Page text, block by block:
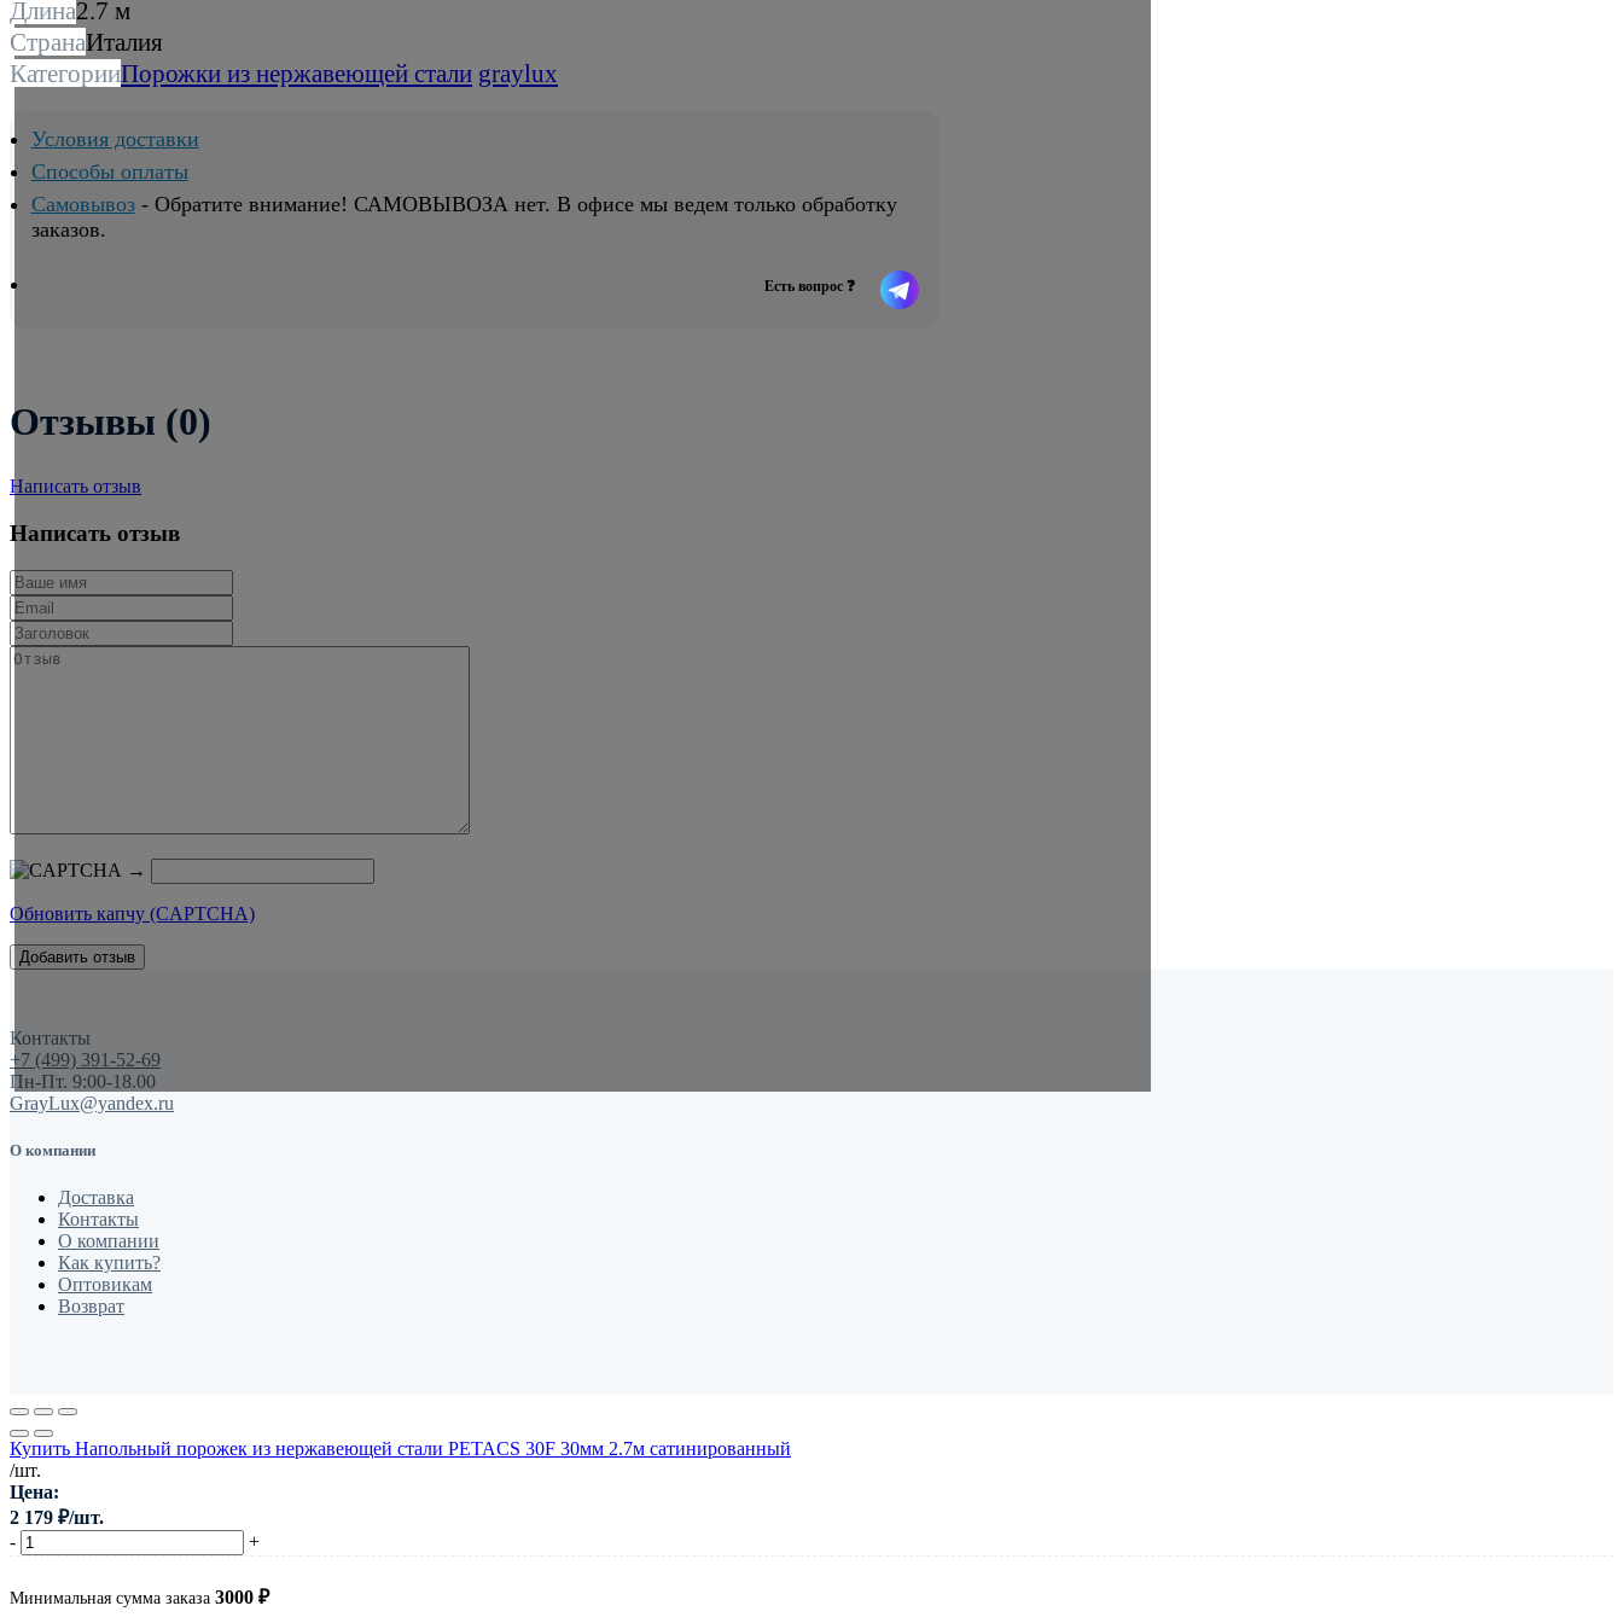
Длина2.7 м
СтранаИталия
КатегорииПорожки из нержавеющей стали graylux
Условия доставки
Способы оплаты
Самовывоз- Обратите внимание! САМОВЫВОЗА нет. В офисе мы ведем только обработку
заказов.
Есть вопрос ❓
Отзывы (0)
Написать отзыв
Написать отзыв
→
Обновить капчу (CAPTCHA)
Контакты
+7 (499) 391-52-69
Пн-Пт. 9:00-18.00
GrayLux@yandex.ru
О компании
Доставка
Контакты
О компании
Как купить?
Оптовикам
Возврат
Купить Напольный порожек из нержавеющей стали PETACS 30F 30мм 2.7м сатинированный
/шт.
Цена:
2 179 ₽/шт.
-
+
Минимальная сумма заказа 3000 ₽